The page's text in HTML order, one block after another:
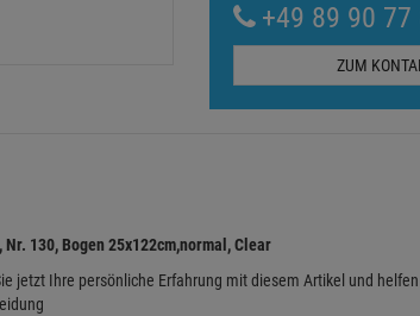
+49 89 90 77
ZUM
Nr. 130, Bogen 25x122cm,normal, Clear
jetzt Ihre persönliche Erfahrung mit diesem Artikel und